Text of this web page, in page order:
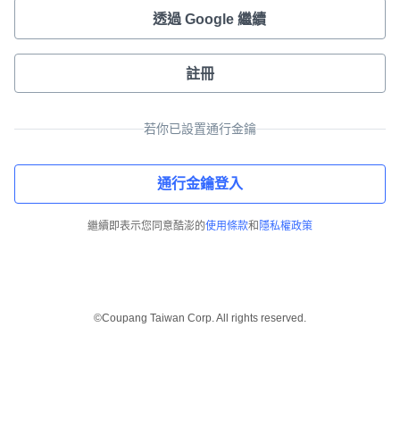
透過 Google 繼續
註冊
若你已設置通行金鑰
通行金鑰登入
繼續即表示您同意酷澎的使用條款和 隱私權政策
©Coupang Taiwan Corp. All rights reserved.